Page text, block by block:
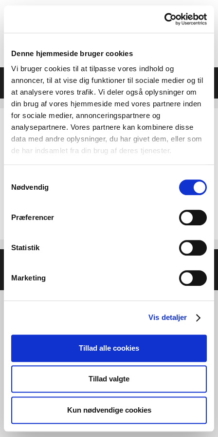
Denne hjemmeside bruger cookies
Vi bruger cookies til at tilpasse vores indhold og
annoncer, til at vise dig funktioner til sociale medier og til
at analysere vores trafik. Vi deler også oplysninger om
din brug af vores hjemmeside med vores partnere inden
for sociale medier, annonceringspartnere og
analysepartnere. Vores partnere kan kombinere disse
data med andre oplysninger, du har givet dem, eller som
de har indsamlet fra din brug af deres tjenester.
Nødvendig
Præferencer
Statistik
Marketing
Vis detaljer
Tillad alle cookies
Tillad valgte
Kun nødvendige cookies
indhold
Menu